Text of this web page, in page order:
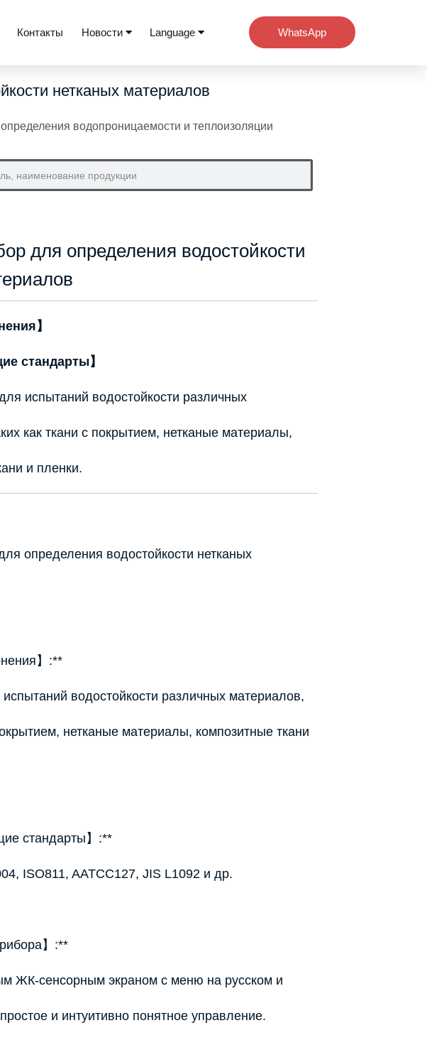
WhatsApp
Контакты Новости Language
нетканых материалов
водопроницаемости и теплоизоляции
для определения водостойкости
】
стандарты】
испытаний водостойкости различных
как ткани с покрытием, нетканые материалы,
и пленки.
определения водостойкости нетканых
】:**
водостойкости различных материалов,
нетканые материалы, композитные ткани
стандарты】:**
ISO811, AATCC127, JIS L1092 и др.
】:**
ЖК-сенсорным экраном с меню на русском и
и интуитивно понятное управление.